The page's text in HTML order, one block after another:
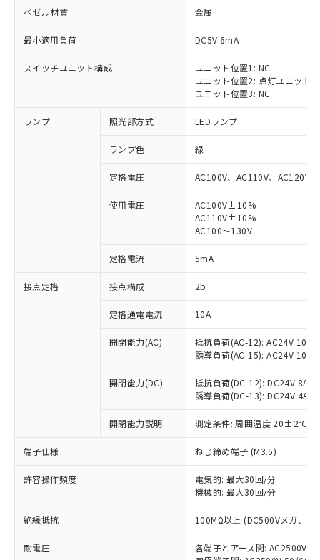
ベゼル材質 金属
最小適用負荷 DC5V 6mA
スイッチユニット構成
ユニット位置1: NC
ユニット位置2: 点灯ユニット
ユニット位置3: NC
ランプ 照光部方式 LEDランプ
ランプ色 緑
定格電圧 AC100V、AC110V、AC120V
使用電圧
AC100V±10%
AC110V±10%
AC100～130V
定格電流 5mA
接点定格 接点構成 2b
定格通電電流 10A
開閉能力(AC)
抵抗負荷(AC-12): AC24V 10A/
誘導負荷(AC-15): AC24V
開閉能力(DC)
抵抗負荷(DC-12): DC24V 8A/
誘導負荷(DC-13): DC24V 4A/
開閉能力説明 測定条件: 周囲温度 20±2℃、
端子仕様 ねじ締め端子 (M3.5)
許容操作頻度
電気的: 最大30回/分
機械的: 最大30回/分
絶縁抵抗 100MΩ以上 (DC500Vメガ、点
耐電圧
各端子とアース間: AC2500V
ご利用条件
以下の条件をお読みいただき、同意のうえ
本サービスは、当社制御機器事業取扱
商品の当社在庫状況および標準価格
(税抜)を提供させていただくもので
当社制御機器事業取扱商品の中には、
本サービスの対象外となる商品もある
ことをご了承ください。
在庫状況および標準価格照会結果は、
記載している更新日時点での社内デー
タに基づき作成されるものであり、閲
準価格とは異なる場合があることをご
対応済み：EU RoHS指令（10物質）の
非含有に対応した製品が提供可能な商品で
対応予定：EU RoHS指令（10物質）の非含
有に対応した製品に切り替える予定のある
対応予定なし：EU RoHS指令（10物質）の
非含有に非対応の商品で、対応品を出す予
調査・確認中：EU RoHS指令（10物質）の
非含有の対応状況を調査中または確認中の
非該当品：ライセンス料など無形物で、有
害物質有無と関係のない商品です。
仕入先様の事情により、非含有部品として
いたものが、含有品と判明した場合などや
むを得ず変更することがあります。
*EU RoHS指令（10物質）：
鉛(Pb) 1000ppm以下、 水銀(Hg) 1000ppm以下、 カド
六価クロム(Cr(Ⅵ)) 1000ppm以下、ポリ臭化ビフェニル
「○」：最大均質材料含有率が中国RoHSの
基準値以下であることを示します。
「×」：最大均質材料含有率が中国RoHSの
基準値を超えていることを示します。
「－」：未確認です。当社販売部門へお問
当社は、これら貴社製品のうち、外国
為替および外国貿易法に定める商品
（以下｢規制貨物等」という）を輸出
または国外への提供する場合は、日本
国政府の輸出許可(または役務取引許
可)を取得するなどの必要な手続きを